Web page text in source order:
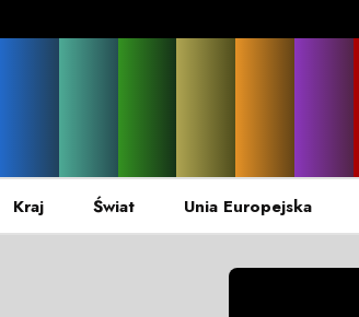
Kraj Świat Unia Europejska